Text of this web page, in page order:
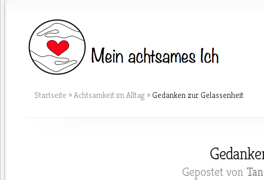
Startseite »Achtsamkeit im Alltag » Gedanken zur Gelassenheit
Gepostet von